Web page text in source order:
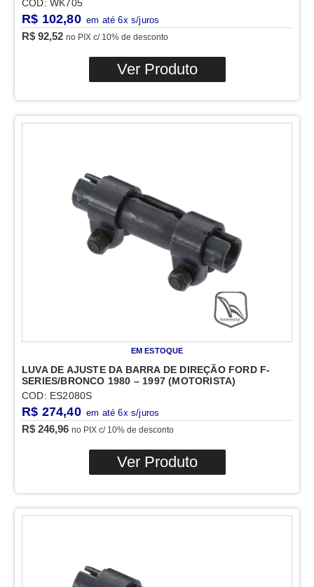
COD: WK705
R$ 102,80
R$ 92,52 no PIX c/ 10% de desconto
Ver Produto
EM ESTOQUE
LUVA DE AJUSTE DA BARRA DE DIREÇÃO FORD F-
SERIES/BRONCO 1980 – 1997 (MOTORISTA)
COD: ES2080S
R$ 274,40
R$ 246,96 no PIX c/ 10% de desconto
Ver Produto